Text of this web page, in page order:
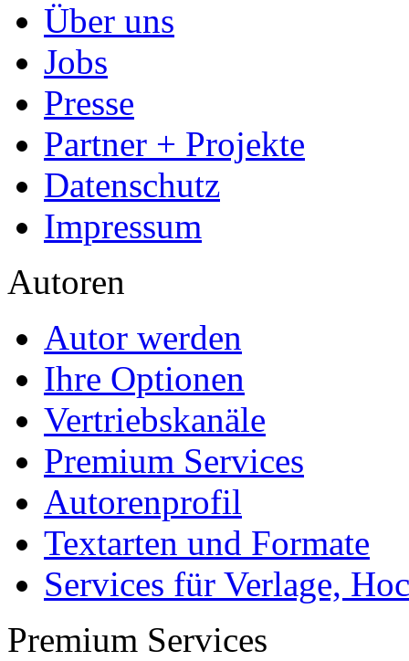
Über uns
Jobs
Presse
Partner + Projekte
Datenschutz
Impressum
Autoren
Autor werden
Ihre Optionen
Vertriebskanäle
Premium Services
Autorenprofil
Textarten und Formate
Services für Verlage,
Premium Services